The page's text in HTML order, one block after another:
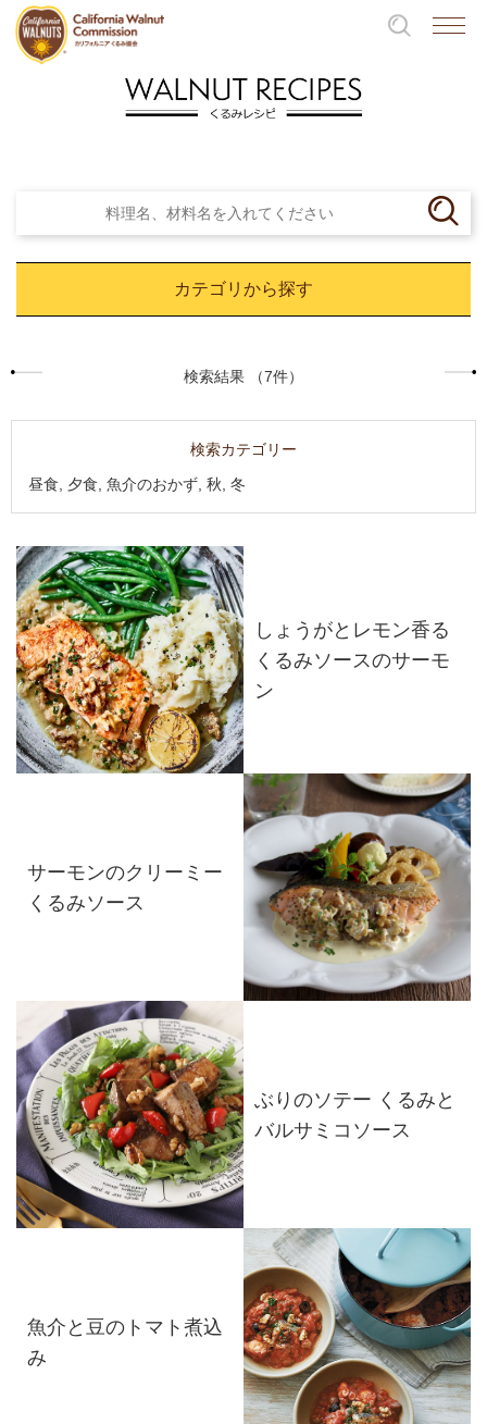
カテゴリから探す
検索結果 （7件）
検索カテゴリー
昼食, 夕食, 魚介のおかず, 秋, 冬
しょうがとレモン香る
くるみソースのサーモ
ン
サーモンのクリーミー
くるみソース
ぶりのソテー くるみと
バルサミコソース
魚介と豆のトマト煮込
み